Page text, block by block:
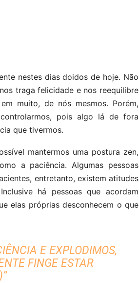
nestes dias doidos de hoje. Não
traga felicidade e nos reequilibre
muito, de nós mesmos. Porém,
pois algo lá de fora
que tivermos.
mantermos uma postura zen,
a paciência. Algumas pessoas
entretanto, existem atitudes
há pessoas que acordam
elas próprias desconhecem o que
E EXPLODIMOS,
FINGE ESTAR